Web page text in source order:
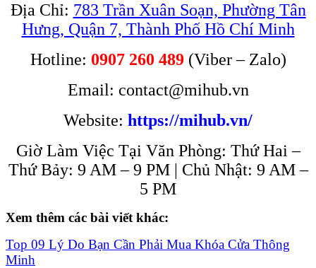
Địa Chỉ: 783 Trần Xuân Soạn, Phường Tân
Hưng, Quận 7, Thành Phố Hồ Chí Minh
Hotline: 0907 260 489(Viber – Zalo)
Email: contact@mihub.vn
Website: https://mihub.vn/
Giờ Làm Việc Tại Văn Phòng: Thứ Hai –
Thứ Bảy: 9 AM – 9 PM | Chủ Nhật: 9 AM –
5 PM
Xem thêm các bài viết khác:
Top 09 Lý Do Bạn Cần Phải Mua Khóa Cửa Thông
Minh